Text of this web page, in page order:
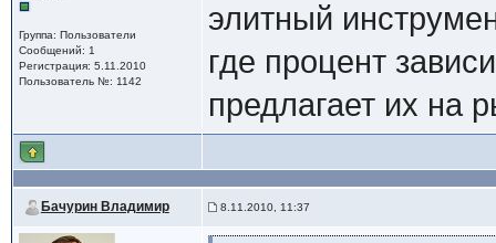
Группа: Пользователи
Сообщений: 1
Регистрация: 5.11.2010
Пользователь №: 1142
элитный
где процент
предлагает их на
Бачурин Владимир 8.11.2010, 11:37